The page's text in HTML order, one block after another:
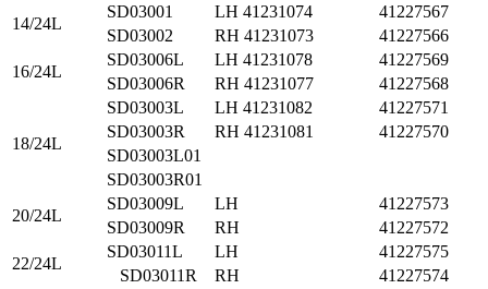
14/24L
SD03001 LH 41231074
41227567
SD03002
RH 41231073
41227566
16/24L
SD03006L LH 41231078
41227569
SD03006R
RH 41231077 41227568
18/24L
SD03003L LH 41231082
41227571
SD03003R
RH 41231081
41227570
SD03003L01
SD03003R01
20/24L
SD03009L LH
41227573
SD03009R
RH
41227572
22/24L
SD03011L LH
41227575
SD03011R
RH
41227574